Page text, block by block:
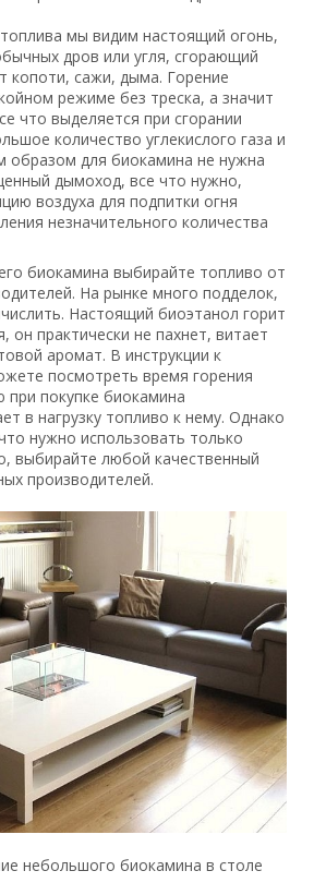
мы видим настоящий огонь,
дров или угля, сгорающий
копоти, сажи, дыма. Горение
режиме без треска, а значит
что выделяется при сгорании
количество углекислого газа и
образом для биокамина не нужна
дымоход, все что нужно,
воздуха для подпитки огня
незначительного количества
биокамина выбирайте топливо от
На рынке много подделок,
Настоящий биоэтанол горит
он практически не пахнет, витает
аромат. В инструкции к
посмотреть время горения
при покупке биокамина
в нагрузку топливо к нему. Однако
нужно использовать только
выбирайте любой качественный
производителей.
небольшого биокамина в столе